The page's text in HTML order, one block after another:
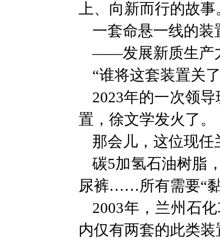
上、向新而行的故事
一套命悬一线的
——发展新质生产
“谁将这套装置关
2023年的一次领
置，徐文学发火了。
那会儿，这位现
碳5加氢石油树脂
尿裤……所有需要“
2003年，兰州石
内仅有两套的此类